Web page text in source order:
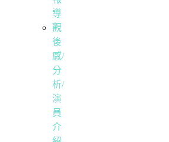
導
觀
後
感/
分
析/
演
員
介